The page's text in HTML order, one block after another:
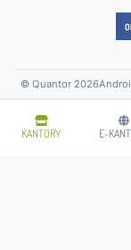
KANTORY E-
© Quantor 2026